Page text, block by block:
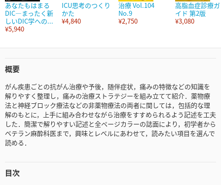
あなたもはまる
DIC―まったく新
しいDIC学への...
¥5,940
ICU思考のつくり
かた
¥4,840
治療 Vol.104
No.9
¥2,750
高脂血症診療ガ
イド 第2版
¥3,080
概要
がん疾患ごとの抗がん治療や予後，随伴症状，痛みの特徴などの知識を
解りやすく整理し，痛みの治療ストラテジーを組み立てて紹介．薬物療
法と神経ブロック療法などの非薬物療法の両者に関しては，包括的な理
解のもとに，上手に組み合わせながら治療をすすめられるよう記述を工夫
した．簡潔で解りやすい記述と全ページカラーの誌面により，初学者から
ベテラン麻酔科医まで，興味とレベルにあわせて，読みたい項目を選んで
読める．
目次